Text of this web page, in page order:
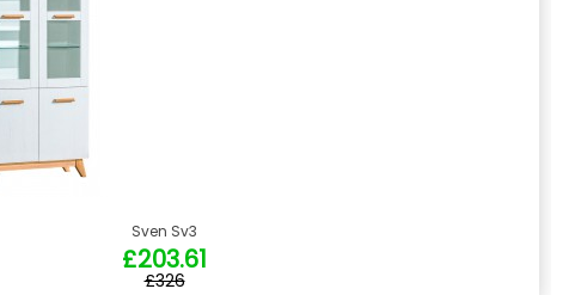
Sven Sv3
£203.61
£326